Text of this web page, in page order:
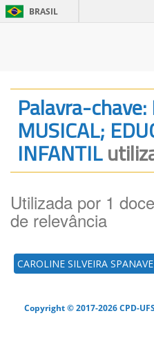
BRASIL
Palavra-chave:
MUSICAL;
INFANTIL
Utilizada por 1
de relevância
CAROLINE SILVEIRA
Copyright © 2017-2026 CPD-